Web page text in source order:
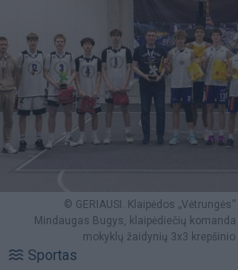
© GERIAUSI. Klaipėdos
Mindaugas Bugys, klaipėdiečių
mokyklų žaidynių 3x3
Sportas